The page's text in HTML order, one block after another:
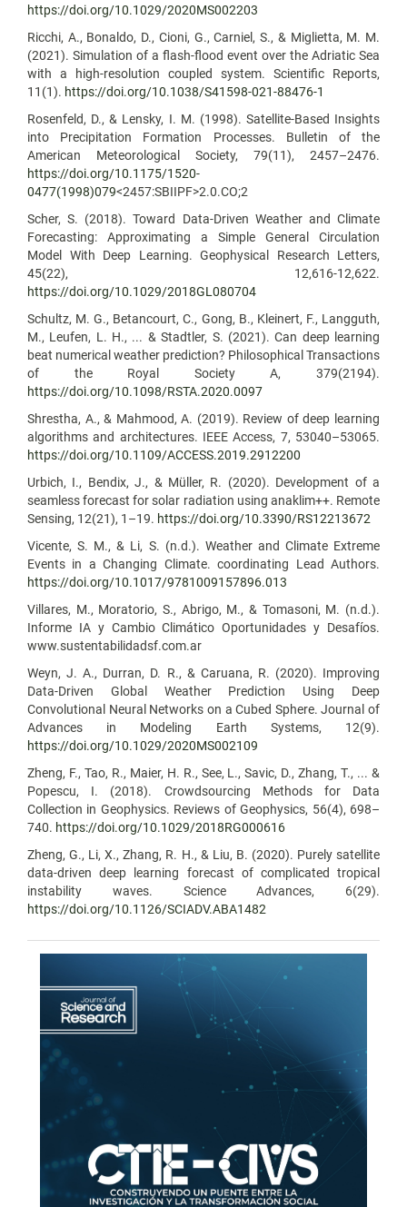
https://doi.org/10.1029/2020MS002203
Ricchi, A., Bonaldo, D., Cioni, G., Carniel, S., & Miglietta, M. M.
(2021). Simulation of a flash-flood event over the Adriatic Sea
with a high-resolution coupled system. Scientific Reports,
11(1). https://doi.org/10.1038/S41598-021-88476-1
Rosenfeld, D., & Lensky, I. M. (1998). Satellite-Based Insights
into Precipitation Formation Processes. Bulletin of the
American Meteorological Society, 79(11), 2457–2476.
https://doi.org/10.1175/1520-
0477(1998)079<2457:SBIIPF>2.0.CO;2
Scher, S. (2018). Toward Data-Driven Weather and Climate
Forecasting: Approximating a Simple General Circulation
Model With Deep Learning. Geophysical Research Letters,
45(22), 12,616-12,622.
https://doi.org/10.1029/2018GL080704
Schultz, M. G., Betancourt, C., Gong, B., Kleinert, F., Langguth,
M., Leufen, L. H., ... & Stadtler, S. (2021). Can deep learning
beat numerical weather prediction? Philosophical Transactions
of the Royal Society A, 379(2194).
https://doi.org/10.1098/RSTA.2020.0097
Shrestha, A., & Mahmood, A. (2019). Review of deep learning
algorithms and architectures. IEEE Access, 7, 53040–53065.
https://doi.org/10.1109/ACCESS.2019.2912200
Urbich, I., Bendix, J., & Müller, R. (2020). Development of a
seamless forecast for solar radiation using anaklim++. Remote
Sensing, 12(21), 1–19. https://doi.org/10.3390/RS12213672
Vicente, S. M., & Li, S. (n.d.). Weather and Climate Extreme
Events in a Changing Climate. coordinating Lead Authors.
https://doi.org/10.1017/9781009157896.013
Villares, M., Moratorio, S., Abrigo, M., & Tomasoni, M. (n.d.).
Informe IA y Cambio Climático Oportunidades y Desafíos.
www.sustentabilidadsf.com.ar
Weyn, J. A., Durran, D. R., & Caruana, R. (2020). Improving
Data-Driven Global Weather Prediction Using Deep
Convolutional Neural Networks on a Cubed Sphere. Journal of
Advances in Modeling Earth Systems, 12(9).
https://doi.org/10.1029/2020MS002109
Zheng, F., Tao, R., Maier, H. R., See, L., Savic, D., Zhang, T., ... &
Popescu, I. (2018). Crowdsourcing Methods for Data
Collection in Geophysics. Reviews of Geophysics, 56(4), 698–
740. https://doi.org/10.1029/2018RG000616
Zheng, G., Li, X., Zhang, R. H., & Liu, B. (2020). Purely satellite
data-driven deep learning forecast of complicated tropical
instability waves. Science Advances, 6(29).
https://doi.org/10.1126/SCIADV.ABA1482